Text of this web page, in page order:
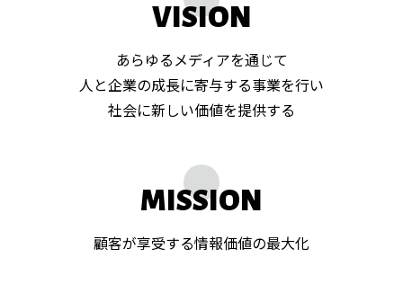
VISION
あらゆるメディアを通じて
人と企業の成長に寄与する事業を行い
社会に新しい価値を提供する
MISSION
顧客が享受する情報価値の最大化